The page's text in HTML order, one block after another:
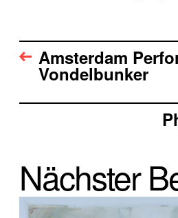
Amsterdam
Vondelbunker
Nächster